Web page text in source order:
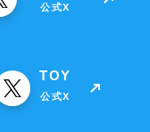
公式X
TOY
公式X